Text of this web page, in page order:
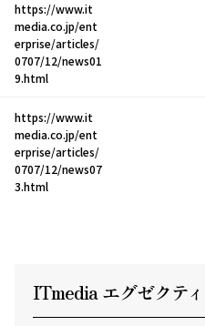
https://www.it
media.co.jp/ent
erprise/articles/
0707/12/news01
9.html
https://www.it
media.co.jp/ent
erprise/articles/
0707/12/news07
3.html
ITmedia エグゼクティ